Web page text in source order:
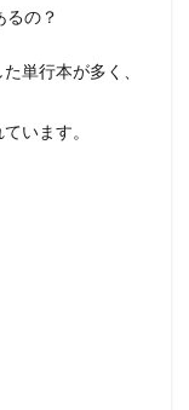
るの？
単行本が多く、
います。